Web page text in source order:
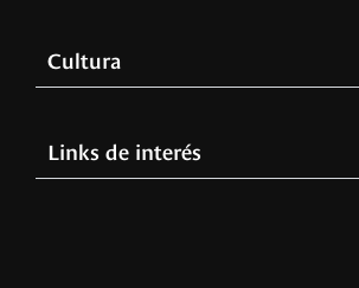
Cultura
Links de interés